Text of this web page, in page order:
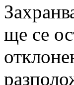
ще се